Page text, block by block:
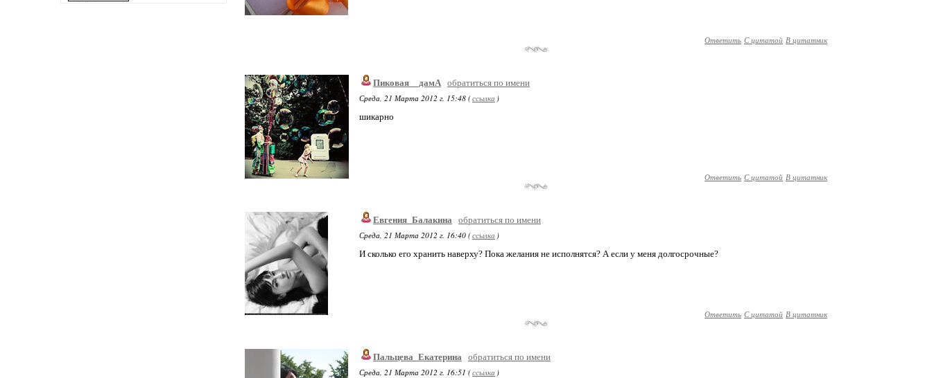
Ответить С цитатой В цитатник
Пиковая__дамА обратиться по имени
Среда, 21 Марта 2012 г. 15:48 (ссылка )
шикарно
Ответить С цитатой В цитатник
Евгения_Балакина
обратиться по имени
Среда, 21 Марта 2012 г. 16:40 (ссылка )
И сколько его хранить наверху? Пока желания не исполнятся? А если у меня долгосрочные?
Ответить С цитатой В цитатник
Пальцева_Екатерина
обратиться по имени
Среда, 21 Марта 2012 г. 16:51 (ссылка )